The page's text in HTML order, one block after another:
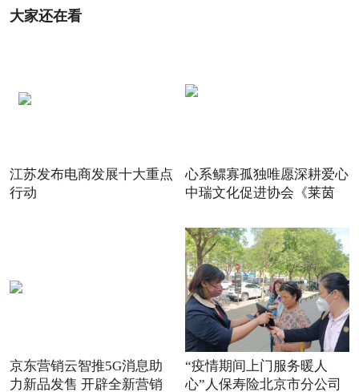
大家还在看
江苏发布电商发展十大重点
行动
心系鳏寡孤独唯愿深耕爱心
中瑞文化促进协会《莱茵
京东营销云智推5G消息助
力新品发售 开辟全新营销
“疫情期间上门服务暖人
心”人保寿险北京市分公司